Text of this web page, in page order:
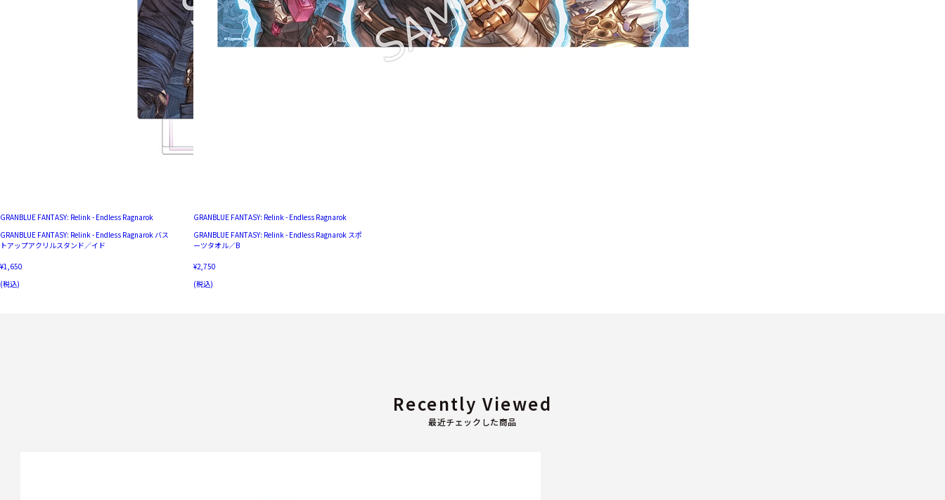
GRANBLUE FANTASY: Relink - Endless Ragnarok
GRANBLUE FANTASY: Relink - Endless Ragnarok バス
トアップアクリルスタンド／イド
¥1,650
(税込)
GRANBLUE FANTASY: Relink - Endless Ragnarok
GRANBLUE FANTASY: Relink - Endless Ragnarok スポ
ーツタオル／B
¥2,750
(税込)
最近チェックした商品
Recently Viewed